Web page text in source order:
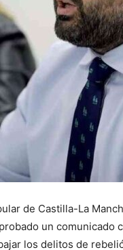
de Castilla-La
un comunicado
los delitos de